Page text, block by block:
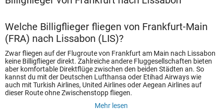
Welche Billigflieger fliegen von Frankfurt-Main
(FRA) nach Lissabon (LIS)?
Zwar fliegen auf der Flugroute von Frankfurt am Main nach Lissabon
keine Billigflieger direkt. Zahlreiche andere Fluggesellschaften bieten
aber komfortable Direktflüge zwischen den beiden Städten an. So
kannst du mit der Deutschen Lufthansa oder Etihad Airways wie
auch mit Turkish Airlines, United Airlines oder Aegean Airlines auf
dieser Route ohne Zwischenstopp fliegen.
Mehr lesen